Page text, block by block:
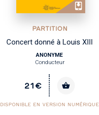
PARTITION
Concert donné à Louis XIII
ANONYME
Conducteur
21€
DISPONIBLE EN VERSION NUMÉRIQUE